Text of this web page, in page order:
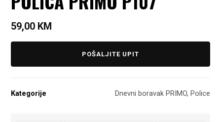
59,00 KM
POŠALJITE UPIT
Kategorije Dnevni boravak PRIMO, Police